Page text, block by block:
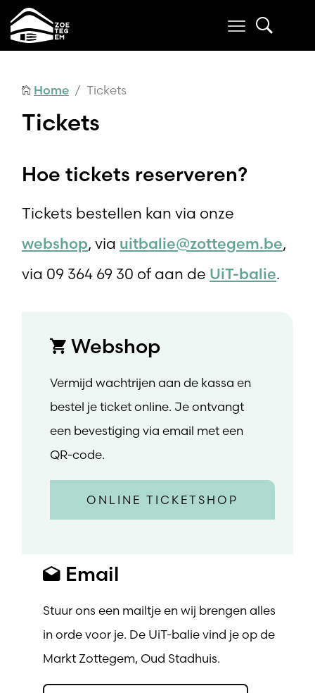
Home / Tickets
Tickets
Hoe tickets reserveren?
Tickets bestellen kan via onze
webshop, via uitbalie@zottegem.be,
via 09 364 69 30 of aan de UiT-balie.
Webshop
Vermijd wachtrijen aan de kassa en
bestel je ticket online. Je ontvangt
een bevestiging via email met een
QR-code.
ONLINE TICKETSHOP
Email
Stuur ons een mailtje en wij brengen alles
in orde voor je. De UiT-balie vind je op de
Markt Zottegem, Oud Stadhuis.